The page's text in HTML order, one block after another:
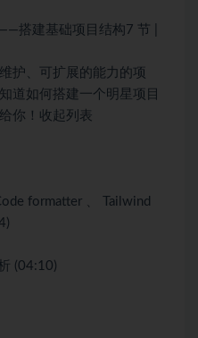
搭建基础项目结构7 节 |
护、可扩展的能力的项
道如何搭建一个明星项目
你！收起列表
formatter 、 Tailwind
(04:10)